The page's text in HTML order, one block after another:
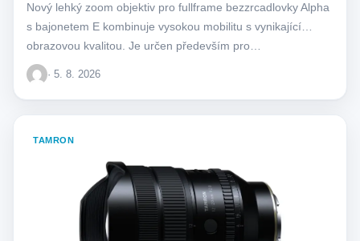
Nový lehký zoom objektiv pro fullframe bezzrcadlovky Alpha
s bajonetem E kombinuje vysokou mobilitu s vynikající
obrazovou kvalitou. Je určen především pro…
· 5. 8. 2026
TAMRON